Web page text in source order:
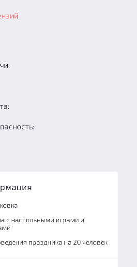
с настольными играми и
праздника на 20 человек